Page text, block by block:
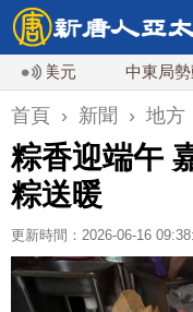
元 中東局勢動盪
首頁 › 新聞 › 地方
粽香迎端午
粽送暖
更新時間：2026-06-16